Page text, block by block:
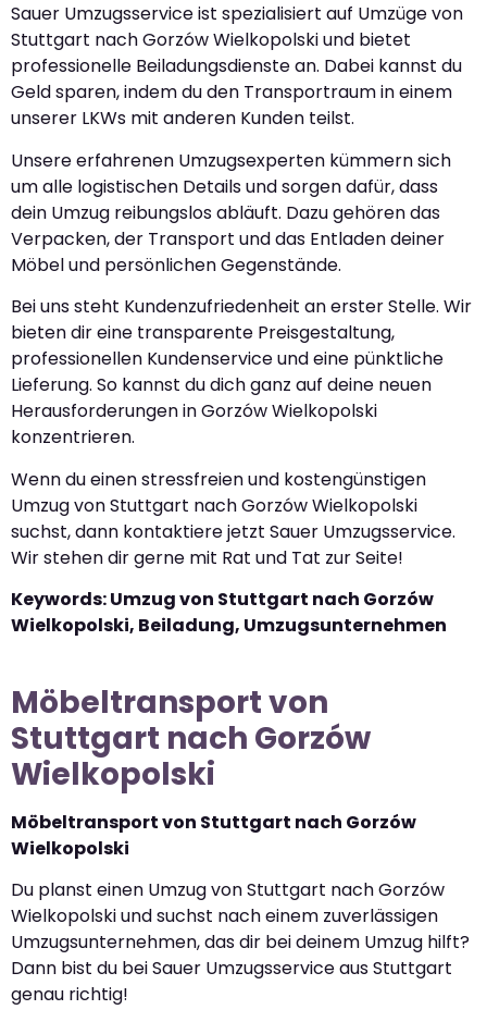
Sauer Umzugsservice ist spezialisiert auf Umzüge von
Stuttgart nach Gorzów Wielkopolski und bietet
professionelle Beiladungsdienste an. Dabei kannst du
Geld sparen, indem du den Transportraum in einem
unserer LKWs mit anderen Kunden teilst.
Unsere erfahrenen Umzugsexperten kümmern sich
um alle logistischen Details und sorgen dafür, dass
dein Umzug reibungslos abläuft. Dazu gehören das
Verpacken, der Transport und das Entladen deiner
Möbel und persönlichen Gegenstände.
Bei uns steht Kundenzufriedenheit an erster Stelle. Wir
bieten dir eine transparente Preisgestaltung,
professionellen Kundenservice und eine pünktliche
Lieferung. So kannst du dich ganz auf deine neuen
Herausforderungen in Gorzów Wielkopolski
konzentrieren.
Wenn du einen stressfreien und kostengünstigen
Umzug von Stuttgart nach Gorzów Wielkopolski
suchst, dann kontaktiere jetzt Sauer Umzugsservice.
Wir stehen dir gerne mit Rat und Tat zur Seite!
Keywords: Umzug von Stuttgart nach Gorzów
Wielkopolski, Beiladung, Umzugsunternehmen
Möbeltransport von
Stuttgart nach Gorzów
Wielkopolski
Möbeltransport von Stuttgart nach Gorzów
Wielkopolski
Du planst einen Umzug von Stuttgart nach Gorzów
Wielkopolski und suchst nach einem zuverlässigen
Umzugsunternehmen, das dir bei deinem Umzug hilft?
Dann bist du bei Sauer Umzugsservice aus Stuttgart
genau richtig!